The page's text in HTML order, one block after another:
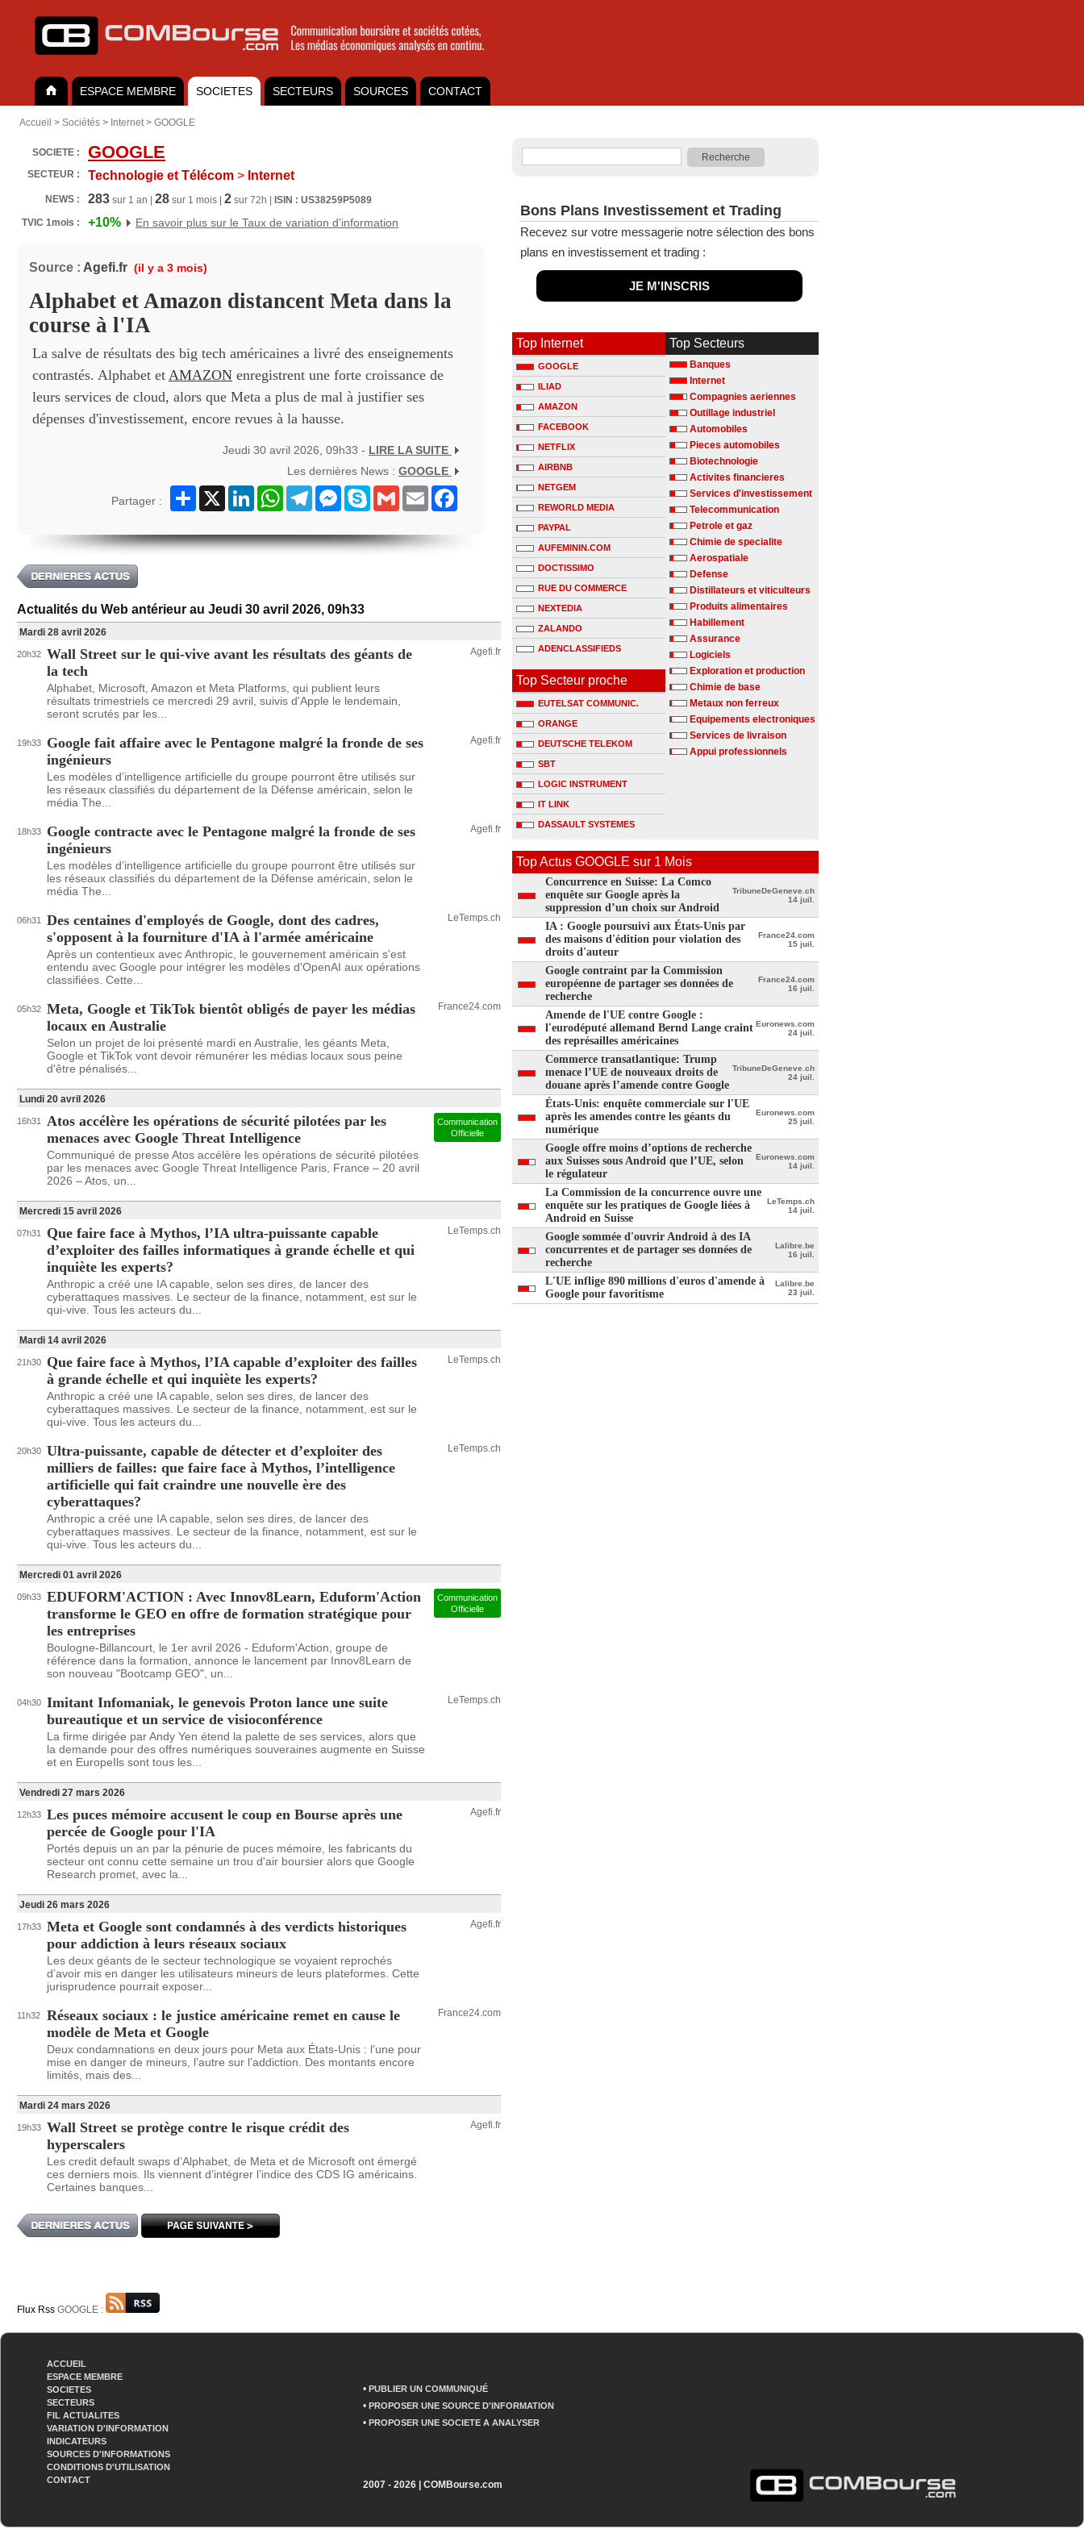
ESPACE MEMBRE SOCIETES SECTEURS SOURCES CONTACT
Accueil > Sociétés > Internet> GOOGLE
SOCIETE : GOOGLE
SECTEUR : Technologie et Télécom > Internet
NEWS : 283 sur 1 an | 28 sur 1 mois | 2 sur 72h |
ISIN : US38259P5089
TVIC 1mois :
+10% En savoir plus sur le Taux de variation d'information
Source : Agefi.fr (il y a 3 mois)
Alphabet et Amazon distancent Meta dans la
course à l'IA
La salve de résultats des big tech américaines a livré des enseignements
contrastés. Alphabet et AMAZON enregistrent une forte croissance de
leurs services de cloud, alors que Meta a plus de mal à justifier ses
dépenses d'investissement, encore revues à la hausse.
Jeudi 30 avril 2026, 09h33 - LIRE LA SUITE
Les dernières News : GOOGLE
Partager :
Partager
X LinkedInWhatsAppTelegramMessenger
Skype Gmail Email
Actualités du Web antérieur au Jeudi 30 avril 2026, 09h33
Mardi 28 avril 2026
20h32 Wall Street sur le qui-vive avant les résultats des géants de
la tech
Alphabet, Microsoft, Amazon et Meta Platforms, qui publient leurs
résultats trimestriels ce mercredi 29 avril, suivis d'Apple le lendemain,
seront scrutés par les...
Agefi.fr
19h33
Google fait affaire avec le Pentagone malgré la fronde de ses
ingénieurs
Les modèles d’intelligence artificielle du groupe pourront être utilisés sur
les réseaux classifiés du département de la Défense américain, selon le
média The...
Agefi.fr
18h33
Google contracte avec le Pentagone malgré la fronde de ses
ingénieurs
Les modèles d’intelligence artificielle du groupe pourront être utilisés sur
les réseaux classifiés du département de la Défense américain, selon le
média The...
Agefi.fr
06h31
Des centaines d'employés de Google, dont des cadres,
s'opposent à la fourniture d'IA à l'armée américaine
Après un contentieux avec Anthropic, le gouvernement américain s'est
entendu avec Google pour intégrer les modèles d'OpenAI aux opérations
classifiées. Cette...
LeTemps.ch
05h32 Meta, Google et TikTok bientôt obligés de payer les médias
locaux en Australie
Selon un projet de loi présenté mardi en Australie, les géants Meta,
Google et TikTok vont devoir rémunérer les médias locaux sous peine
d'être pénalisés...
France24.com
Lundi 20 avril 2026
16h31
Atos accélère les opérations de sécurité pilotées par les
menaces avec Google Threat Intelligence
Communiqué de presse Atos accélère les opérations de sécurité pilotées
par les menaces avec Google Threat Intelligence Paris, France – 20 avril
2026 – Atos, un...
Communication
Officielle
Mercredi 15 avril 2026
07h31
Que faire face à Mythos, l’IA ultra-puissante capable
d’exploiter des failles informatiques à grande échelle et qui
inquiète les experts?
Anthropic a créé une IA capable, selon ses dires, de lancer des
cyberattaques massives. Le secteur de la finance, notamment, est sur le
qui-vive. Tous les acteurs du...
LeTemps.ch
Mardi 14 avril 2026
21h30
Que faire face à Mythos, l’IA capable d’exploiter des failles
à grande échelle et qui inquiète les experts?
Anthropic a créé une IA capable, selon ses dires, de lancer des
cyberattaques massives. Le secteur de la finance, notamment, est sur le
qui-vive. Tous les acteurs du...
LeTemps.ch
20h30 Ultra-puissante, capable de détecter et d’exploiter des
milliers de failles: que faire face à Mythos, l’intelligence
artificielle qui fait craindre une nouvelle ère des
cyberattaques?
Anthropic a créé une IA capable, selon ses dires, de lancer des
cyberattaques massives. Le secteur de la finance, notamment, est sur le
qui-vive. Tous les acteurs du...
LeTemps.ch
Mercredi 01 avril 2026
09h33 EDUFORM'ACTION : Avec Innov8Learn, Eduform'Action
transforme le GEO en offre de formation stratégique pour
les entreprises
Boulogne-Billancourt, le 1er avril 2026 - Eduform'Action, groupe de
référence dans la formation, annonce le lancement par Innov8Learn de
son nouveau "Bootcamp GEO", un...
Communication
Officielle
04h30 Imitant Infomaniak, le genevois Proton lance une suite
bureautique et un service de visioconférence
La firme dirigée par Andy Yen étend la palette de ses services, alors que
la demande pour des offres numériques souveraines augmente en Suisse
et en EuropeIls sont tous les...
LeTemps.ch
Vendredi 27 mars 2026
12h33 Les puces mémoire accusent le coup en Bourse après une
percée de Google pour l'IA
Portés depuis un an par la pénurie de puces mémoire, les fabricants du
secteur ont connu cette semaine un trou d'air boursier alors que Google
Research promet, avec la...
Agefi.fr
Jeudi 26 mars 2026
17h33 Meta et Google sont condamnés à des verdicts historiques
pour addiction à leurs réseaux sociaux
Les deux géants de le secteur technologique se voyaient reprochés
d’avoir mis en danger les utilisateurs mineurs de leurs plateformes. Cette
jurisprudence pourrait exposer...
Agefi.fr
11h32
Réseaux sociaux : le justice américaine remet en cause le
modèle de Meta et Google
Deux condamnations en deux jours pour Meta aux États-Unis : l’une pour
mise en danger de mineurs, l’autre sur l’addiction. Des montants encore
limités, mais des...
France24.com
Mardi 24 mars 2026
19h33 Wall Street se protège contre le risque crédit des
hyperscalers
Les credit default swaps d’Alphabet, de Meta et de Microsoft ont émergé
ces derniers mois. Ils viennent d’intégrer l’indice des CDS IG américains.
Certaines banques...
Agefi.fr
Flux Rss GOOGLE :
Bons Plans Investissement et Trading
Recevez sur votre messagerie notre sélection des bons
plans en investissement et trading :
JE M'INSCRIS
Top Internet
GOOGLE
ILIAD
AMAZON
FACEBOOK
NETFLIX
AIRBNB
NETGEM
REWORLD MEDIA
PAYPAL
AUFEMININ.COM
DOCTISSIMO
RUE DU COMMERCE
NEXTEDIA
ZALANDO
ADENCLASSIFIEDS
Top Secteur proche
EUTELSAT COMMUNIC.
ORANGE
DEUTSCHE TELEKOM
SBT
LOGIC INSTRUMENT
IT LINK
DASSAULT SYSTEMES
Top Secteurs
Banques
Internet
Compagnies aeriennes
Outillage industriel
Automobiles
Pieces automobiles
Biotechnologie
Activites financieres
Services d'investissement
Telecommunication
Petrole et gaz
Chimie de specialite
Aerospatiale
Defense
Distillateurs et viticulteurs
Produits alimentaires
Habillement
Assurance
Logiciels
Exploration et production
Chimie de base
Metaux non ferreux
Equipements electroniques
Services de livraison
Appui professionnels
Top Actus GOOGLE sur 1 Mois
Concurrence en Suisse: La Comco
enquête sur Google après la
suppression d’un choix sur Android
TribuneDeGeneve.ch
14 juil.
IA : Google poursuivi aux États-Unis par
des maisons d'édition pour violation des
droits d'auteur
France24.com
15 juil.
Google contraint par la Commission
européenne de partager ses données de
recherche
France24.com
16 juil.
Amende de l'UE contre Google :
l'eurodéputé allemand Bernd Lange craint
des représailles américaines
Euronews.com
24 juil.
Commerce transatlantique: Trump
menace l’UE de nouveaux droits de
douane après l’amende contre Google
TribuneDeGeneve.ch
24 juil.
États-Unis: enquête commerciale sur l'UE
après les amendes contre les géants du
numérique
Euronews.com
25 juil.
Google offre moins d’options de recherche
aux Suisses sous Android que l’UE, selon
le régulateur
Euronews.com
14 juil.
La Commission de la concurrence ouvre une
enquête sur les pratiques de Google liées à
Android en Suisse
LeTemps.ch
14 juil.
Google sommée d'ouvrir Android à des IA
concurrentes et de partager ses données de
recherche
Lalibre.be
16 juil.
L'UE inflige 890 millions d'euros d'amende à
Google pour favoritisme
Lalibre.be
23 juil.
ACCUEIL
ESPACE MEMBRE
SOCIETES
SECTEURS
FIL ACTUALITES
VARIATION D'INFORMATION
INDICATEURS
SOURCES D'INFORMATIONS
CONDITIONS D'UTILISATION
CONTACT
• PUBLIER UN COMMUNIQUÉ
• PROPOSER UNE SOURCE D'INFORMATION
• PROPOSER UNE SOCIETE A ANALYSER
2007 - 2026 | COMBourse.com